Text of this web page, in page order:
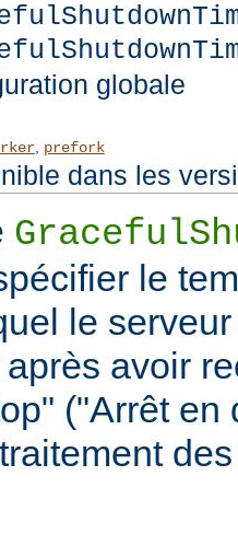
globale
, prefork
dans les
le
le
avoir
("Arrêt en